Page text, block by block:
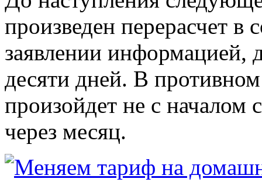
произведен перерасчет в
заявлении информацией,
десяти дней. В
произойдет не с
через месяц.